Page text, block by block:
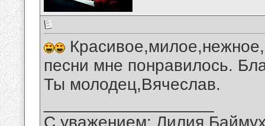
песни мне понравилось.
Ты молодец,Вячеслав.